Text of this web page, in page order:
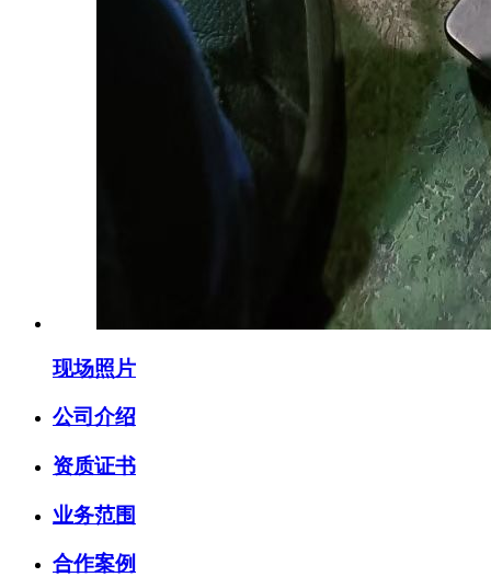
现场照片
公司介绍
资质证书
业务范围
合作案例